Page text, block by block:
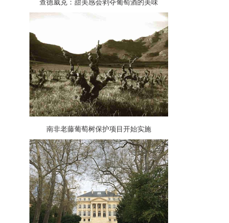
查德威克：甜美感会剥夺葡萄酒的美味
南非老藤葡萄树保护项目开始实施